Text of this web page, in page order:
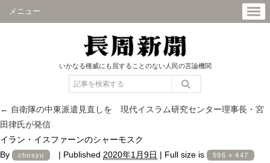
メニュー
いかなる権威にも屈することのない人民の言論機関
← 自衛隊の中東派遣見直しを 現代イスラム研究センター理事長・宮
田律氏が発信
イラン・イスファーンのシャーモスク
By
chosyu | Published 2020年1月9日 | Full size is 596 × 447